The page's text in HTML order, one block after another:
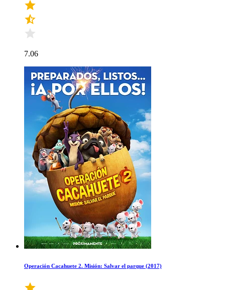
7.06
Operación Cacahuete 2. Misión: Salvar el parque (2017)